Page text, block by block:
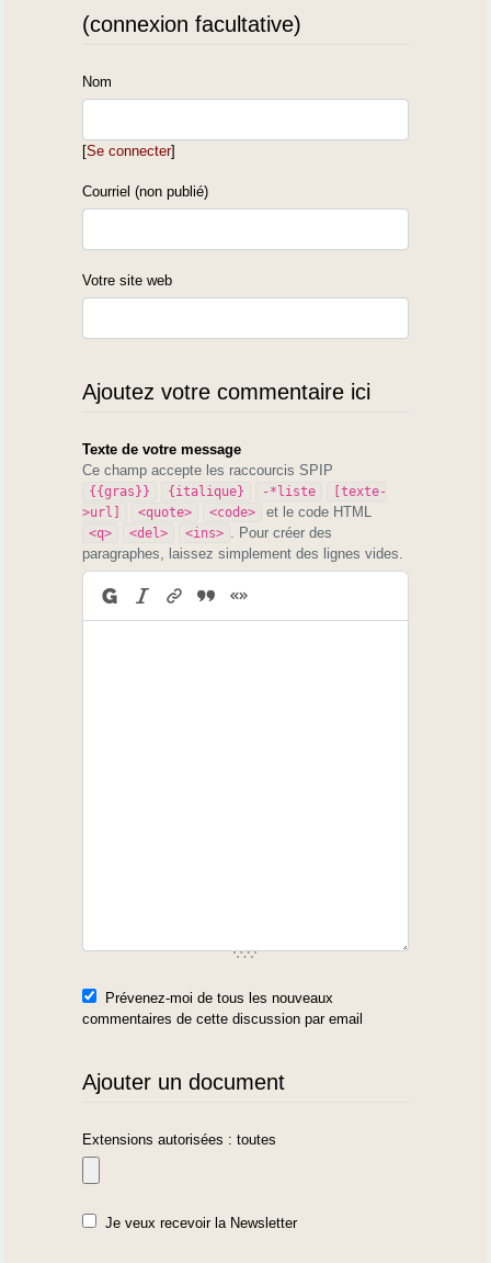
(connexion facultative)
Nom
[Se connecter]
Courriel (non publié)
Votre site web
Ajoutez votre commentaire ici
Texte de votre message
Ce champ accepte les raccourcis SPIP
{{gras}} {italique} -*liste
[texte-
>url]
<quote> <code> et le code HTML
<q> <del> <ins>
. Pour créer des
paragraphes, laissez simplement des lignes vides.
Prévenez-moi de tous les nouveaux
commentaires de cette discussion par email
Ajouter un document
Extensions autorisées : toutes
Je veux recevoir la Newsletter